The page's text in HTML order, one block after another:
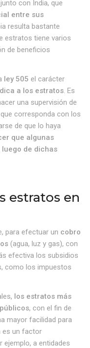
con India, que
entre sus
resulta bastante
estratos tiene varios
de beneficios
ley 505 el carácter
a los estratos. Es
una supervisión de
corresponda con los
de que lo haya
que algunas
de dichas
estratos en
para efectuar un cobro
(agua, luz y gas), con
efectiva los subsidios
como los impuestos
los estratos más
, con el fin de
mayor facilidad para
es un factor
ejemplo, a entidades